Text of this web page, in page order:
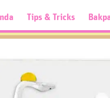
Tips & Tricks